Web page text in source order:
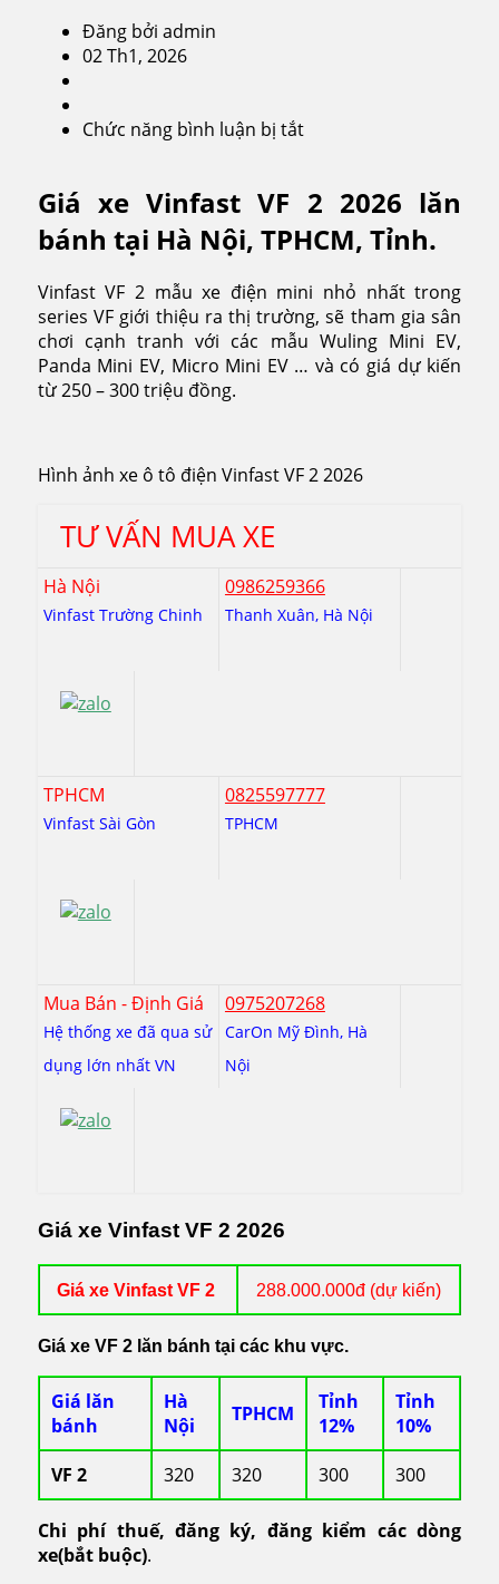
Đăng bởi admin
02 Th1, 2026
Chức năng bình luận bị tắtở
2
2026
Giá xe Vinfast VF 2 2026 lăn
bánh tại Hà Nội, TPHCM, Tỉnh.
Vinfast VF 2 mẫu xe điện mini nhỏ nhất trong
series VF giới thiệu ra thị trường, sẽ tham gia sân
chơi cạnh tranh với các mẫu Wuling Mini EV,
Panda Mini EV, Micro Mini EV … và có giá dự kiến
từ 250 – 300 triệu đồng.
Hình ảnh xe ô tô điện Vinfast VF 2 2026
TƯ VẤN MUA XE
Hà Nội
Vinfast Trường Chinh
0986259366
Thanh Xuân, Hà Nội
TPHCM
Vinfast Sài Gòn
0825597777
TPHCM
Mua Bán - Định Giá
Hệ thống xe đã qua sử
dụng lớn nhất VN
0975207268
CarOn Mỹ Đình, Hà
Nội
Giá xe Vinfast VF 2 2026
Giá xe Vinfast VF 2 288.000.000đ (dự kiến)
Giá xe VF 2 lăn bánh tại các khu vực.
Giá lăn
bánh
Hà
Nội
TPHCM
Tỉnh
12%
Tỉnh
10%
VF 2
320 320 300 300
Chi phí thuế, đăng ký, đăng kiểm các dòng
xe(bắt buộc).